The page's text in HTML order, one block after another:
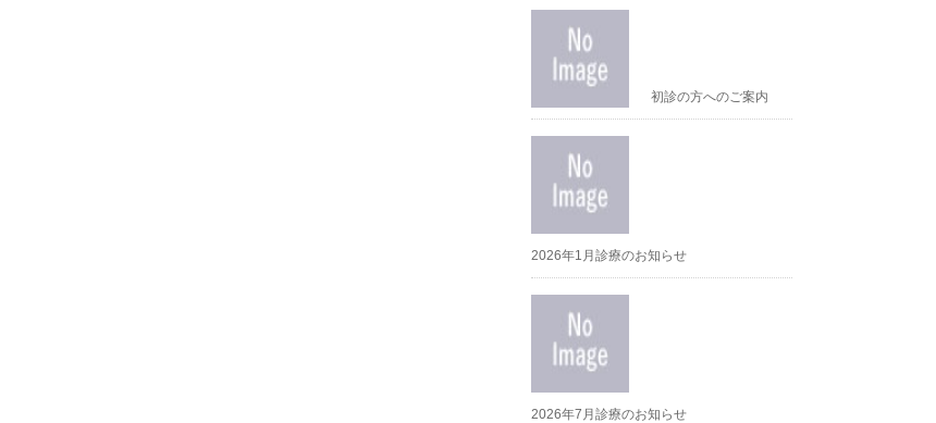
初診の方へのご案内
2026年1月診療のお知らせ
2026年7月診療のお知らせ